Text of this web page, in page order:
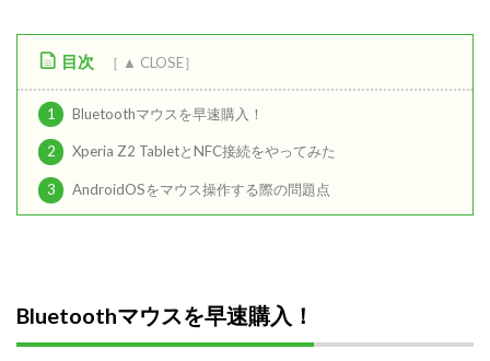
目次
1 Bluetoothマウスを早速購入！
2 Xperia Z2 TabletとNFC接続をやってみた
3 AndroidOSをマウス操作する際の問題点
Bluetoothマウスを早速購入！